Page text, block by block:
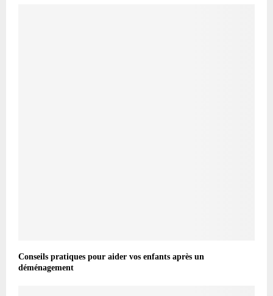
Conseils pratiques pour aider vos enfants après un
déménagement